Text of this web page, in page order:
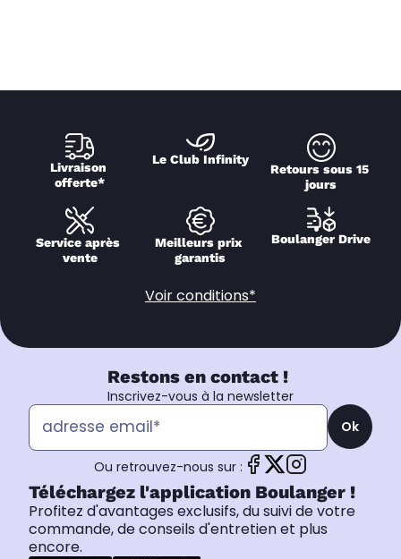
Livraison
offerte*
Le Club Infinity
Retours sous 15
jours
Service après
vente
Meilleurs prix
garantis
Boulanger Drive
Voir conditions*
Restons en contact !
Inscrivez-vous à la newsletter
Ok
Ou retrouvez-nous sur :
Téléchargez l'application Boulanger !
Profitez d'avantages exclusifs, du suivi de votre
commande, de conseils d'entretien et plus
encore.